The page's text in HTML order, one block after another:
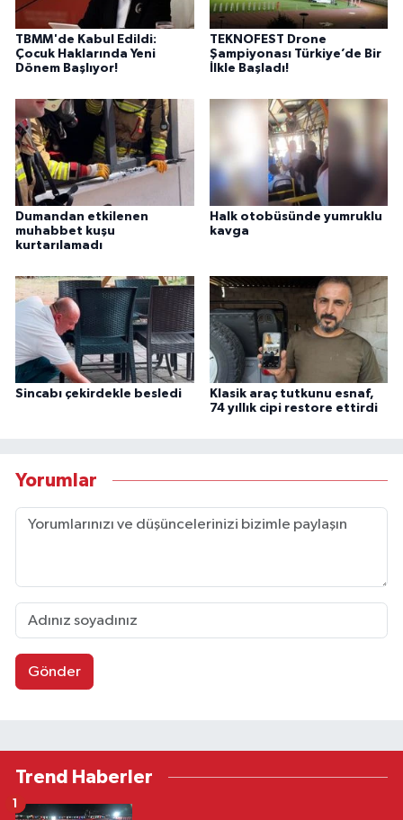
TBMM'de Kabul Edildi:
Çocuk Haklarında Yeni
Dönem Başlıyor!
TEKNOFEST Drone
Şampiyonası Türkiye’de Bir
İlkle Başladı!
Dumandan etkilenen
muhabbet kuşu
kurtarılamadı
Halk otobüsünde yumruklu
kavga
Sincabı çekirdekle besledi
Klasik araç tutkunu esnaf,
74 yıllık cipi restore ettirdi
Yorumlar
Gönder
Trend Haberler
1